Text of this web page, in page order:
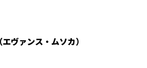
（エヴァンス・ムソカ）